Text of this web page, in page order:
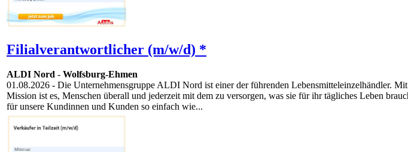
Filialverantwortlicher (m/w/d) *
ALDI Nord - Wolfsburg-Ehmen
01.08.2026 - Die Unternehmensgruppe ALDI Nord ist einer der führenden Lebensmitteleinzelhändler.
Mission ist es, Menschen überall und jederzeit mit dem zu versorgen, was sie für ihr tägliches Leben
für unsere Kundinnen und Kunden so einfach wie...